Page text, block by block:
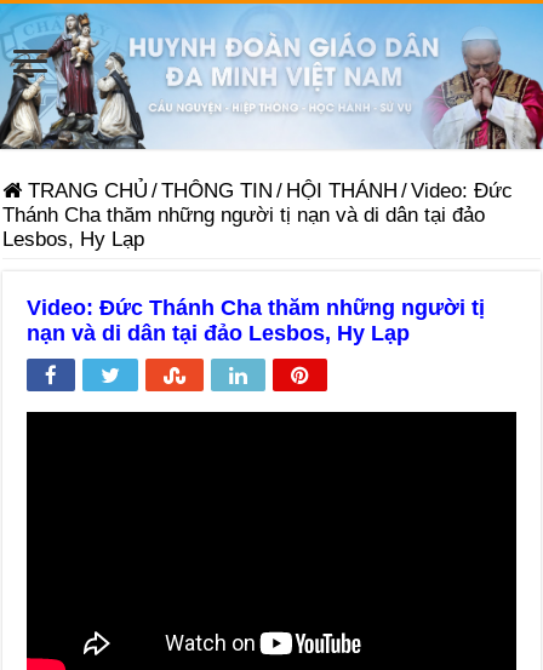
TRANG CHỦ /THÔNG TIN / HỘI THÁNH /Video: Đức
Thánh Cha thăm những người tị nạn và di dân tại đảo
Lesbos, Hy Lạp
Video: Đức Thánh Cha thăm những người tị
nạn và di dân tại đảo Lesbos, Hy Lạp